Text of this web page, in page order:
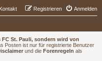
St. Pauli, sondern wird von
Posten ist nur für registrierte Benutzer
und die Forenregeln als
Kontakt Anmelden
Registrieren